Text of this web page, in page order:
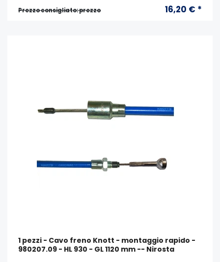
Prezzo consigliato: prezzo 16,20 € *
1 pezzi - Cavo freno Knott - montaggio rapido -
980207.09 - HL 930 - GL 1120 mm -- Nirosta